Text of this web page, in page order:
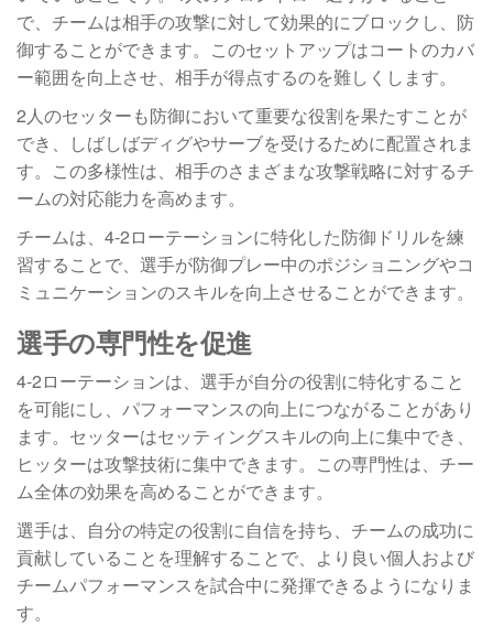
で、チームは相手の攻撃に対して効果的にブロックし、防
御することができます。このセットアップはコートのカバ
ー範囲を向上させ、相手が得点するのを難しくします。
2人のセッターも防御において重要な役割を果たすことが
でき、しばしばディグやサーブを受けるために配置されま
す。この多様性は、相手のさまざまな攻撃戦略に対するチ
ームの対応能力を高めます。
チームは、4-2ローテーションに特化した防御ドリルを練
習することで、選手が防御プレー中のポジショニングやコ
ミュニケーションのスキルを向上させることができます。
選手の専門性を促進
4-2ローテーションは、選手が自分の役割に特化すること
を可能にし、パフォーマンスの向上につながることがあり
ます。セッターはセッティングスキルの向上に集中でき、
ヒッターは攻撃技術に集中できます。この専門性は、チー
ム全体の効果を高めることができます。
選手は、自分の特定の役割に自信を持ち、チームの成功に
貢献していることを理解することで、より良い個人および
チームパフォーマンスを試合中に発揮できるようになりま
す。